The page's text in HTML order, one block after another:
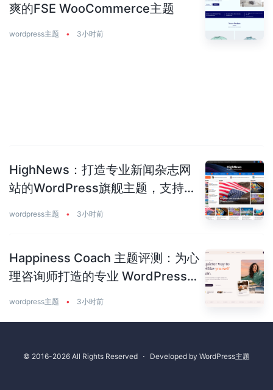
爽的FSE WooCommerce主题
wordpress主题 • 3小时前
HighNews：打造专业新闻杂志网
站的WordPress旗舰主题，支持
wordpress主题 • 3小时前
Happiness Coach 主题评测：为心
理咨询师打造的专业 WordPress
wordpress主题 • 3小时前
© 2016-2026 All Rights Reserved ⋅ Developed by WordPress主题